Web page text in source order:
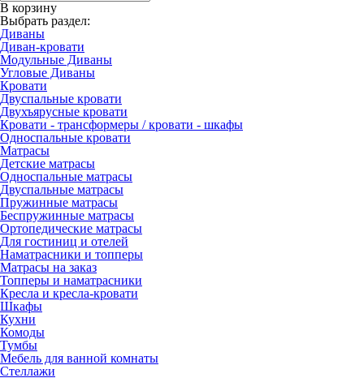
В корзину
Выбрать раздел:
Диваны
Диван-кровати
Модульные Диваны
Угловые Диваны
Кровати
Двуспальные кровати
Двухъярусные кровати
Кровати - трансформеры / кровати - шкафы
Односпальные кровати
Матрасы
Детские матрасы
Односпальные матрасы
Двуспальные матрасы
Пружинные матрасы
Беспружинные матрасы
Ортопедические матрасы
Для гостиниц и отелей
Наматрасники и топперы
Матрасы на заказ
Топперы и наматрасники
Кресла и кресла-кровати
Шкафы
Кухни
Комоды
Тумбы
Мебель для ванной комнаты
Стеллажи